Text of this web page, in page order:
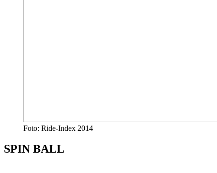
Foto: Ride-Index 2014
SPIN BALL